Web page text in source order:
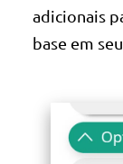
adicionais
base em